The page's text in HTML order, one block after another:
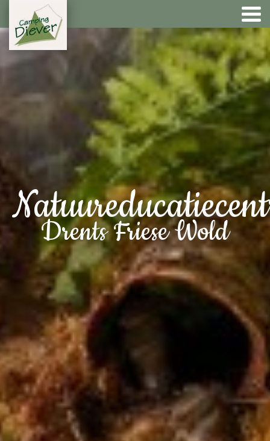
Drents Friese Wold